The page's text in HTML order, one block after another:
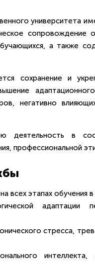
университета
сопровождение
а также
сохранение и
негативно
деятельность в
профессиональной
всех этапах обучения
адаптации
стресса,